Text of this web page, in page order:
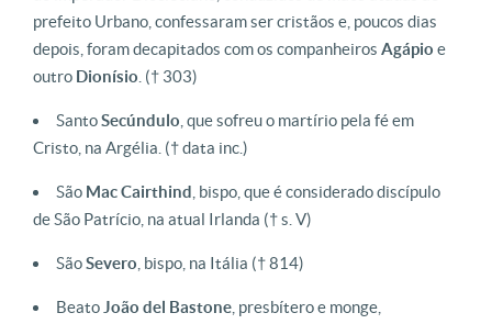
prefeito Urbano, confessaram ser cristãos e, poucos dias
depois, foram decapitados com os companheiros Agápio e
outro Dionísio († 303)
SantoSecúndulo , que sofreu o martírio pela fé em
Cristo, na Argélia. († data inc.)
São MacCairthind , bispo, que é considerado discípulo
de São Patrício, na atual Irlanda († s. V)
SãoSevero , bispo, na Itália († 814)
Beato João del Bastone , presbítero e monge,